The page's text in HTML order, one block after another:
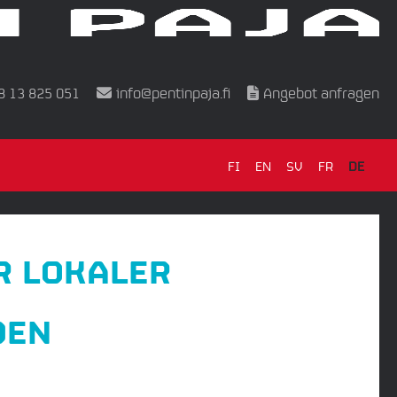
13 825 051 info@pentinpaja.fi Angebot anfragen
FI EN SV FR DE
LOKALER